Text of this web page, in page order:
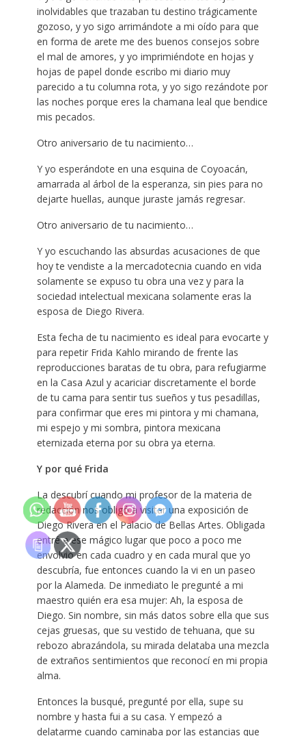
inolvidables que trazaban tu destino trágicamente
gozoso, y yo sigo arrimándote a mi oído para que
en forma de arete me des buenos consejos sobre
el mal de amores, y yo imprimiéndote en hojas y
hojas de papel donde escribo mi diario muy
parecido a tu columna rota, y yo sigo rezándote por
las noches porque eres la chamana leal que bendice
mis pecados.
Otro aniversario de tu nacimiento…
Y yo esperándote en una esquina de Coyoacán,
amarrada al árbol de la esperanza, sin pies para no
dejarte huellas, aunque juraste jamás regresar.
Otro aniversario de tu nacimiento…
Y yo escuchando las absurdas acusaciones de que
hoy te vendiste a la mercadotecnia cuando en vida
solamente se expuso tu obra una vez y para la
sociedad intelectual mexicana solamente eras la
esposa de Diego Rivera.
Esta fecha de tu nacimiento es ideal para evocarte y
para repetir Frida Kahlo mirando de frente las
reproducciones baratas de tu obra, para refugiarme
en la Casa Azul y acariciar discretamente el borde
de tu cama para sentir tus sueños y tus pesadillas,
para confirmar que eres mi pintora y mi chamana,
mi espejo y mi sombra, pintora mexicana
eternizada eterna por su obra ya eterna.
Y por qué Frida
La descubrí cuando mi profesor de la materia de
redacción nos obligó a visitar una exposición de
Diego Rivera en el Palacio de Bellas Artes. Obligada
entré a ese mágico lugar que poco a poco me
envolvió en cada cuadro y en cada mural que yo
descubría, fue entonces cuando la vi en un paseo
por la Alameda. De inmediato le pregunté a mi
maestro quién era esa mujer: Ah, la esposa de
Diego. Sin nombre, sin más datos sobre ella que sus
cejas gruesas, que su vestido de tehuana, que su
rebozo abrazándola, su mirada delataba una mezcla
de extraños sentimientos que reconocí en mi propia
alma.
Entonces la busqué, pregunté por ella, supe su
nombre y hasta fui a su casa. Y empezó a
delatarme cuando caminaba por las estancias que